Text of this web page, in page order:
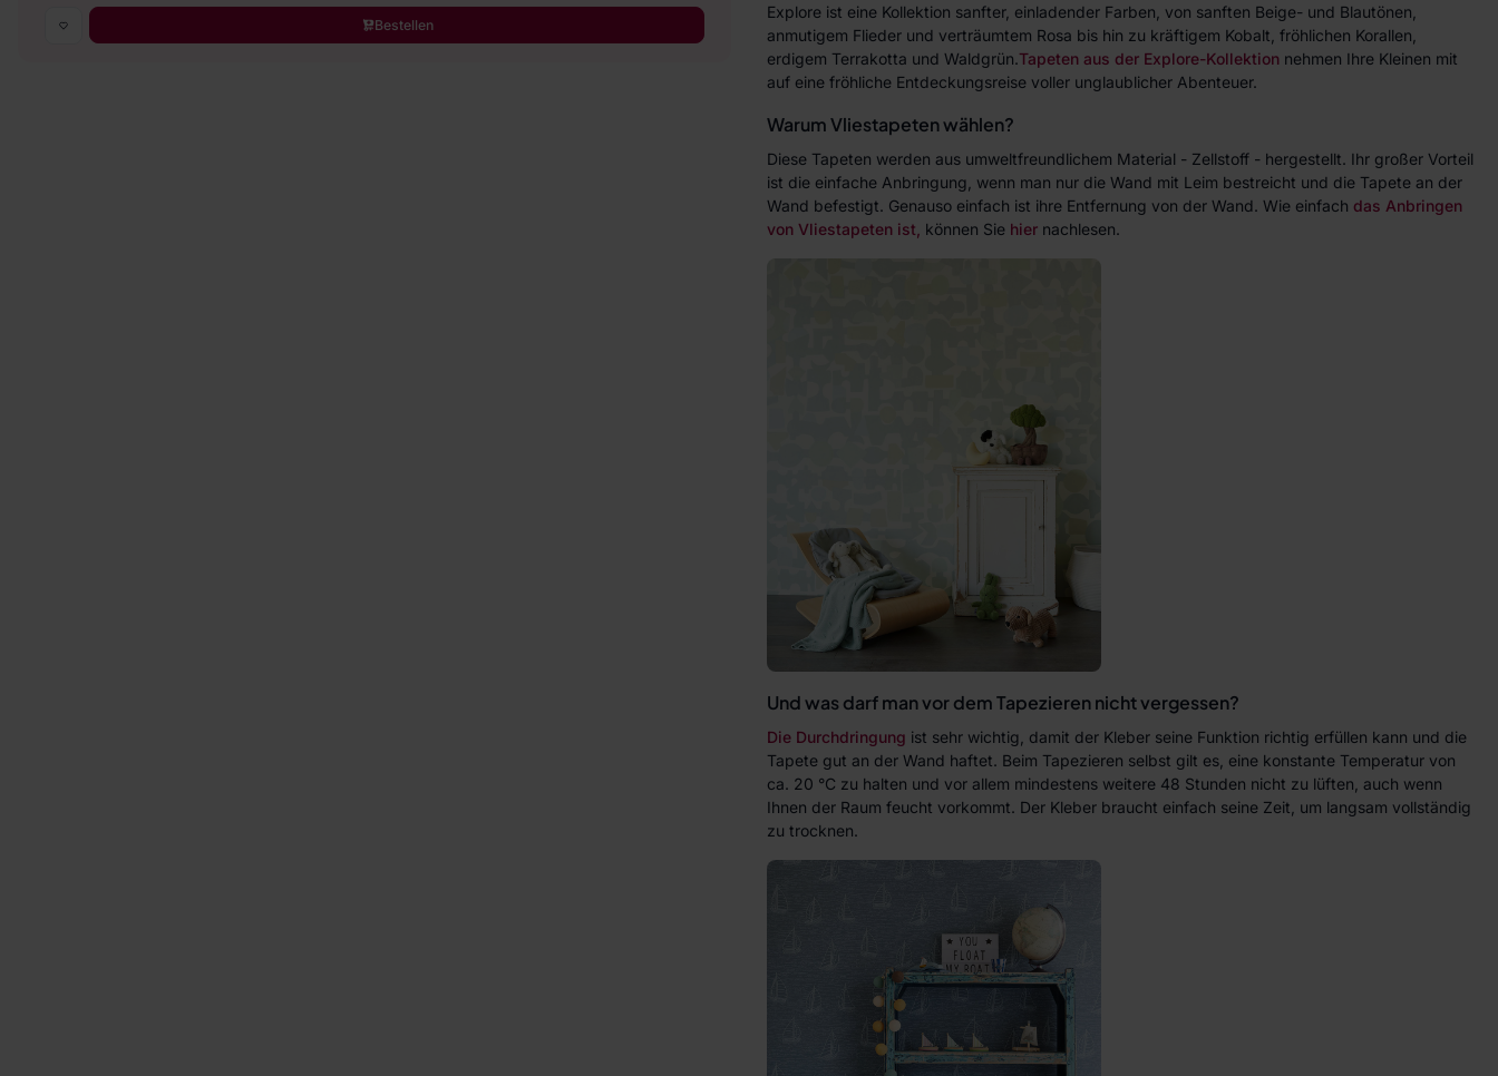
Explore ist eine Kollektion sanfter, einladender Farben, von sanften Beige- und Blautönen,
anmutigem Flieder und verträumtem Rosa bis hin zu kräftigem Kobalt, fröhlichen Korallen,
erdigem Terrakotta und Waldgrün.Tapeten aus der Explore-Kollektion nehmen Ihre Kleinen mit
auf eine fröhliche Entdeckungsreise voller unglaublicher Abenteuer.
Warum Vliestapeten wählen?
Diese Tapeten werden aus umweltfreundlichem Material - Zellstoff - hergestellt. Ihr großer Vorteil
ist die einfache Anbringung, wenn man nur die Wand mit Leim bestreicht und die Tapete an der
Wand befestigt. Genauso einfach ist ihre Entfernung von der Wand. Wie einfach das Anbringen
von Vliestapeten ist, können Sie hier nachlesen.
Und was darf man vor dem Tapezieren nicht vergessen?
Die Durchdringung ist sehr wichtig, damit der Kleber seine Funktion richtig erfüllen kann und die
Tapete gut an der Wand haftet. Beim Tapezieren selbst gilt es, eine konstante Temperatur von
ca. 20 °C zu halten und vor allem mindestens weitere 48 Stunden nicht zu lüften, auch wenn
Ihnen der Raum feucht vorkommt. Der Kleber braucht einfach seine Zeit, um langsam vollständig
zu trocknen.
Bestellen